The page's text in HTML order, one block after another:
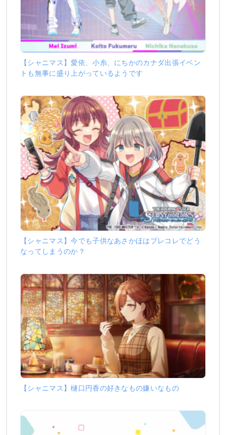
【シャニマス】愛依、小糸、にちかのカナダ出張イベン
トも無事に盛り上がっているようです
【シャニマス】今でも子供なあさかほはプレコレでどう
なってしまうのか？
【シャニマス】樋口円香の好きなもの嫌いなもの